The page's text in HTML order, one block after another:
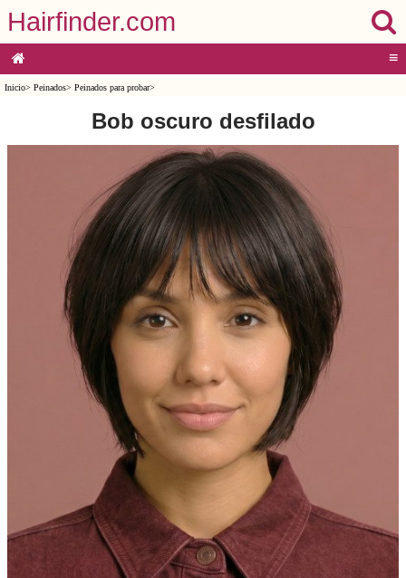
Hairfinder.com
≡
Inicio> Peinados> Peinados para probar>
Bob oscuro desfilado